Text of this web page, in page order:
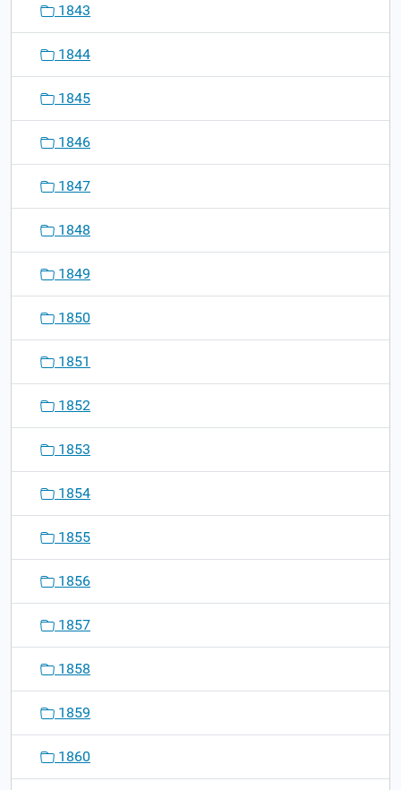
1843
1844
1845
1846
1847
1848
1849
1850
1851
1852
1853
1854
1855
1856
1857
1858
1859
1860